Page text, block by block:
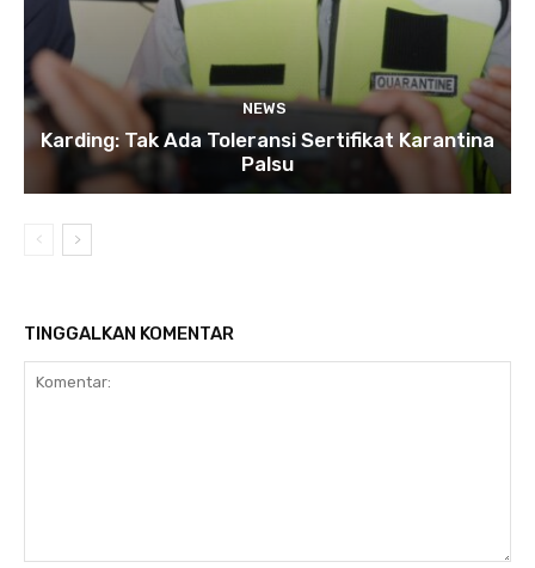
NEWS
Karding: Tak Ada Toleransi Sertifikat Karantina
Palsu
TINGGALKAN KOMENTAR